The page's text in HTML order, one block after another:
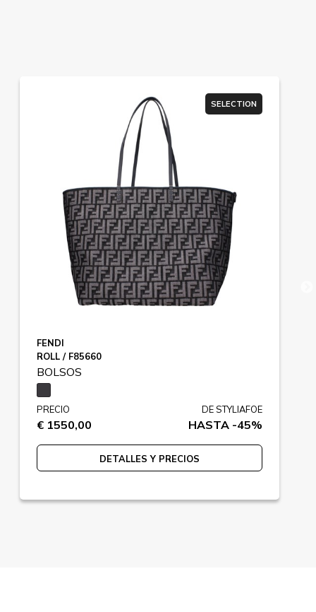
SELECTION
FENDI
ROLL / F85660
BOLSOS
PRECIO
€ 1550,00
DE STYLIAFOE
HASTA -45%
DETALLES Y PRECIOS